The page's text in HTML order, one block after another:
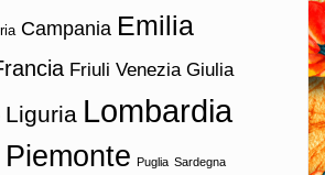
Campania Emilia
Friuli Venezia Giulia
Liguria Lombardia
Piemonte Puglia Sardegna